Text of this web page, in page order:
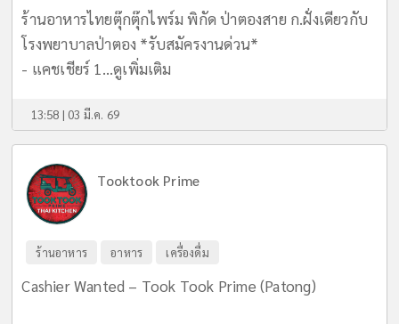
ร้านอาหารไทยตุ๊กตุ๊กไพร์ม พิกัด ป่าตองสาย ก.ฝั่งเดียวกับ
โรงพยาบาลป่าตอง *รับสมัครงานด่วน*
- แคชเชียร์ 1...ดูเพิ่มเติม
13:58 | 03 มี.ค. 69
Tooktook Prime
ร้านอาหาร อาหาร เครื่องดื่ม
Cashier Wanted – Took Took Prime (Patong)